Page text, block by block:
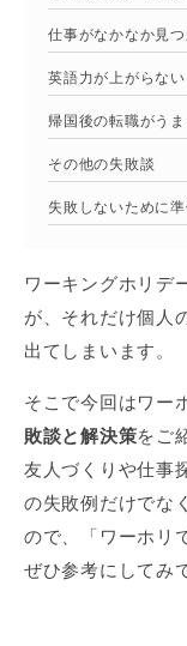
仕事がなかなか見
英語力が上がらない
帰国後の転職がう
その他の失敗談
失敗しないために
ワーキングホリデ
が、それだけ個人
出てしまいます。
そこで今回はワー
敗談と解決策をご
友人づくりや仕事
の失敗例だけでな
ので、「ワーホリ
ぜひ参考にしてみ